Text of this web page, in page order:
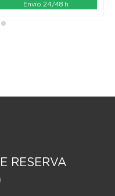
Envío 24/48 h
RESERVA